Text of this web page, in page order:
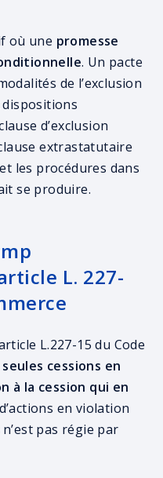
où une promesse
. Un pacte
de l’exclusion
dispositions
d’exclusion
extrastatutaire
les procédures dans
se produire.
L. 227-
L.227-15 du Code
cessions en
à la cession qui en
en violation
pas régie par